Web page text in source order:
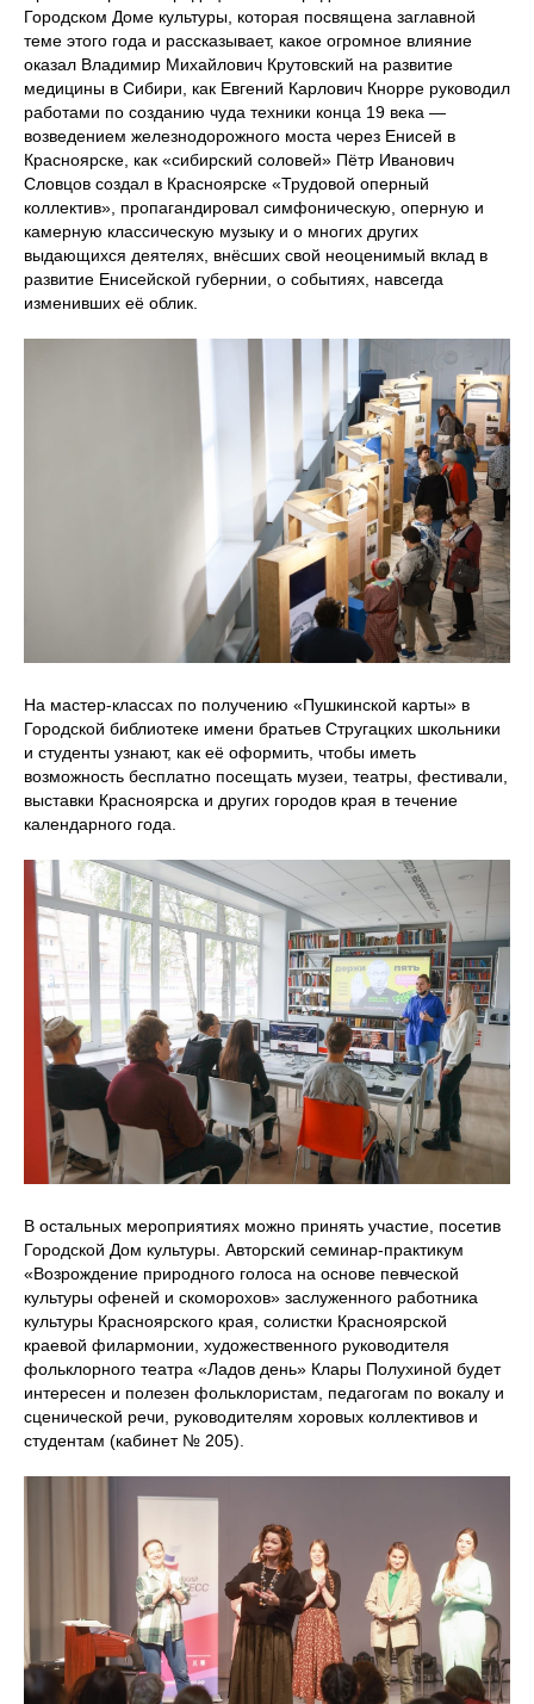
Городском Доме культуры, которая посвящена заглавной
теме этого года и рассказывает, какое огромное влияние
оказал Владимир Михайлович Крутовский на развитие
медицины в Сибири, как Евгений Карлович Кнорре руководил
работами по созданию чуда техники конца 19 века —
возведением железнодорожного моста через Енисей в
Красноярске, как «сибирский соловей» Пётр Иванович
Словцов создал в Красноярске «Трудовой оперный
коллектив», пропагандировал симфоническую, оперную и
камерную классическую музыку и о многих других
выдающихся деятелях, внёсших свой неоценимый вклад в
развитие Енисейской губернии, о событиях, навсегда
изменивших её облик.
На мастер-классах по получению «Пушкинской карты» в
Городской библиотеке имени братьев Стругацких школьники
и студенты узнают, как её оформить, чтобы иметь
возможность бесплатно посещать музеи, театры, фестивали,
выставки Красноярска и других городов края в течение
календарного года.
В остальных мероприятиях можно принять участие, посетив
Городской Дом культуры. Авторский семинар-практикум
«Возрождение природного голоса на основе певческой
культуры офеней и скоморохов» заслуженного работника
культуры Красноярского края, солистки Красноярской
краевой филармонии, художественного руководителя
фольклорного театра «Ладов день» Клары Полухиной будет
интересен и полезен фольклористам, педагогам по вокалу и
сценической речи, руководителям хоровых коллективов и
студентам (кабинет № 205).